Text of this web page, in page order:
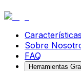
Características
Sobre
FAQ
Herramientas